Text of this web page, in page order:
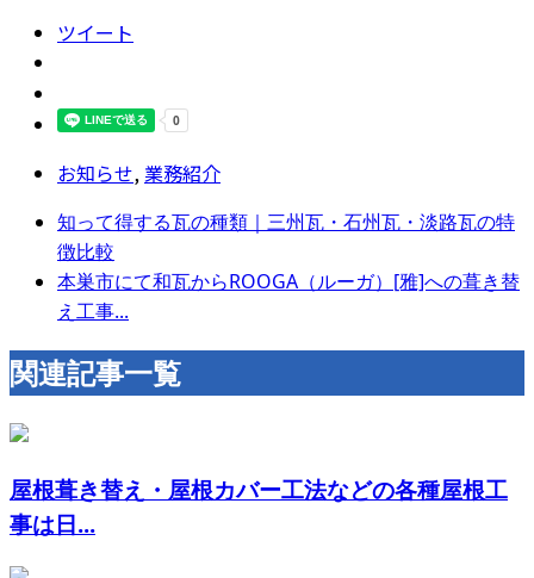
ツイート
お知らせ,業務紹介
知って得する瓦の種類｜三州瓦・石州瓦・淡路瓦の特
徴比較
本巣市にて和瓦からROOGA（ルーガ）[雅]への葺き替
え工事...
関連記事一覧
屋根葺き替え・屋根カバー工法などの各種屋根工
事は日...